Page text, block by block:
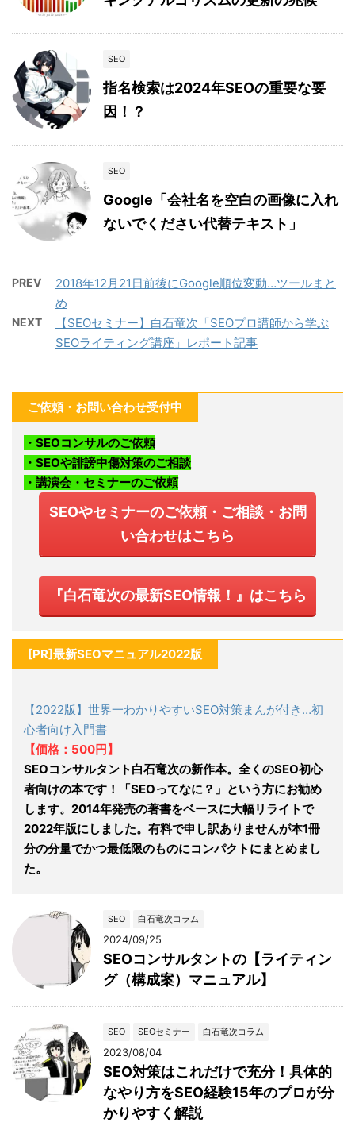
SEO
指名検索は2024年SEOの重要な要
因！？
SEO
Google「会社名を空白の画像に入れ
ないでください代替テキスト」
PREV
2018年12月21日前後にGoogle順位変動…ツールまと
め
NEXT
【SEOセミナー】白石竜次「SEOプロ講師から学ぶ
SEOライティング講座」レポート記事
ご依頼・お問い合わせ受付中
・SEOコンサルのご依頼
・SEOや誹謗中傷対策のご相談
・講演会・セミナーのご依頼
SEOやセミナーのご依頼・ご相談・お問
い合わせはこちら
『白石竜次の最新SEO情報！』はこちら
[PR]最新SEOマニュアル2022版
【2022版】世界一わかりやすいSEO対策まんが付き…初
心者向け入門書
【価格：500円】
SEOコンサルタント白石竜次の新作本。全くのSEO初心
者向けの本です！「SEOってなに？」という方にお勧め
します。2014年発売の著書をベースに大幅リライトで
2022年版にしました。有料で申し訳ありませんが本1冊
分の分量でかつ最低限のものにコンパクトにまとめまし
た。
SEO 白石竜次コラム
2024/09/25
SEOコンサルタントの【ライティン
グ（構成案）マニュアル】
SEO SEOセミナー 白石竜次コラム
2023/08/04
SEO対策はこれだけで充分！具体的
なやり方をSEO経験15年のプロが分
かりやすく解説